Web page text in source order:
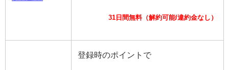
31日間無料（解約可能/違約金なし）
登録時のポイントで